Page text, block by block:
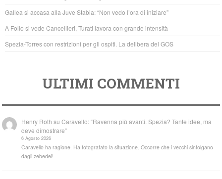
o
k
p
Gallea si accasa alla Juve Stabia: “Non vedo l’ora di iniziare”
A Follo si vede Cancellieri, Turati lavora con grande intensità
Spezia-Torres con restrizioni per gli ospiti. La delibera del GOS
ULTIMI COMMENTI
Henry Roth suCaravello: “Ravenna più avanti. Spezia? Tante idee, ma
deve dimostrare”
6 Agosto 2026
Caravello ha ragione. Ha fotografato la situazione. Occorre che i vecchi sintolgano
dagli zebedei!